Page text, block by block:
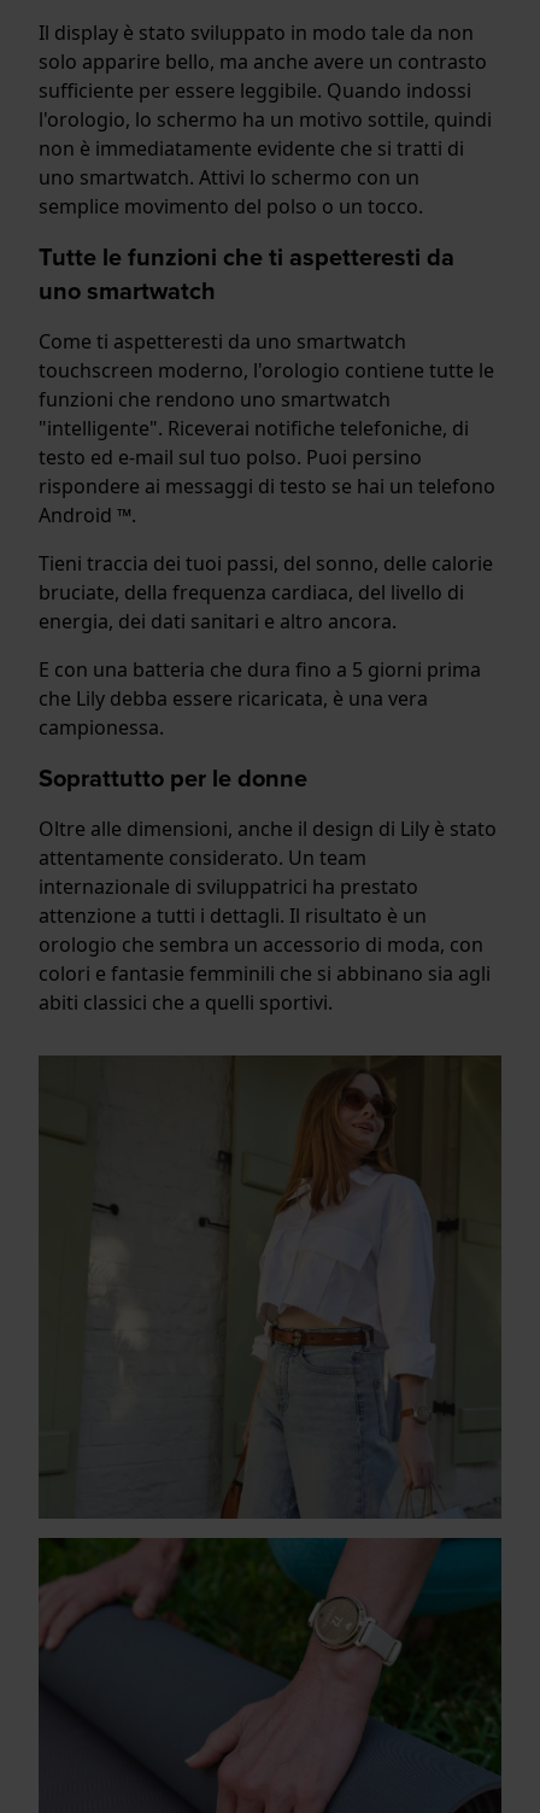
Il display è stato sviluppato in modo tale da non
solo apparire bello, ma anche avere un contrasto
sufficiente per essere leggibile. Quando indossi
l'orologio, lo schermo ha un motivo sottile, quindi
non è immediatamente evidente che si tratti di
uno smartwatch. Attivi lo schermo con un
semplice movimento del polso o un tocco.
Tutte le funzioni che ti aspetteresti da
uno smartwatch
Come ti aspetteresti da uno smartwatch
touchscreen moderno, l'orologio contiene tutte le
funzioni che rendono uno smartwatch
"intelligente". Riceverai notifiche telefoniche, di
testo ed e-mail sul tuo polso. Puoi persino
rispondere ai messaggi di testo se hai un telefono
Android ™.
Tieni traccia dei tuoi passi, del sonno, delle calorie
bruciate, della frequenza cardiaca, del livello di
energia, dei dati sanitari e altro ancora.
E con una batteria che dura fino a 5 giorni prima
che Lily debba essere ricaricata, è una vera
campionessa.
Soprattutto per le donne
Oltre alle dimensioni, anche il design di Lily è stato
attentamente considerato. Un team
internazionale di sviluppatrici ha prestato
attenzione a tutti i dettagli. Il risultato è un
orologio che sembra un accessorio di moda, con
colori e fantasie femminili che si abbinano sia agli
abiti classici che a quelli sportivi.